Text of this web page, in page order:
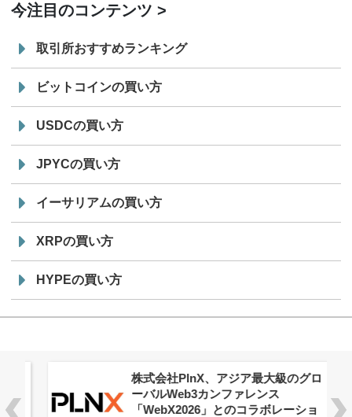
今注目のコンテンツ
取引所おすすめランキング
ビットコインの買い方
USDCの買い方
JPYCの買い方
イーサリアムの買い方
XRPの買い方
HYPEの買い方
株式会社PlnX、アジア最大級のグロ
ーバルWeb3カンファレンス
「WebX2026」とのコラボレーショ